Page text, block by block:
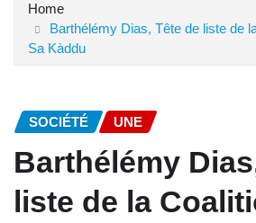
Home
Barthélémy Dias, Tête de liste de
Sa Kàddu
SOCIÉTÉ UNE
Barthélémy
liste de la